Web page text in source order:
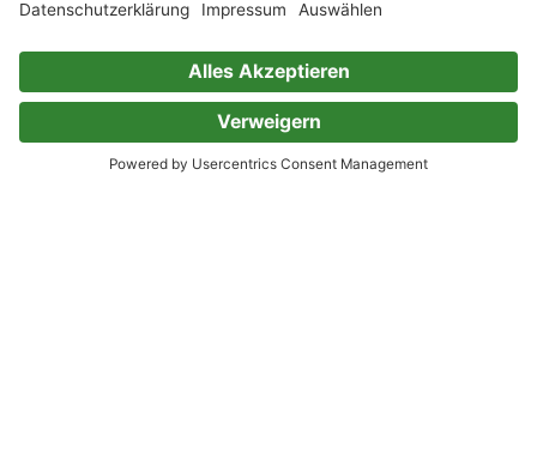
Kunden
Bücher
Geschenkgutscheine
Über uns
Über Skoobe
Jobs
Presse
Verlage